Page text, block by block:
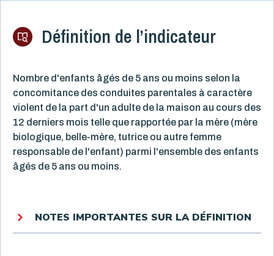
Définition de l’indicateur
Nombre d'enfants âgés de 5 ans ou moins selon la
concomitance des conduites parentales à caractère
violent de la part d'un adulte de la maison au cours des
12 derniers mois telle que rapportée par la mère (mère
biologique, belle-mère, tutrice ou autre femme
responsable de l'enfant) parmi l'ensemble des enfants
âgés de 5 ans ou moins.
NOTES IMPORTANTES SUR LA DÉFINITION